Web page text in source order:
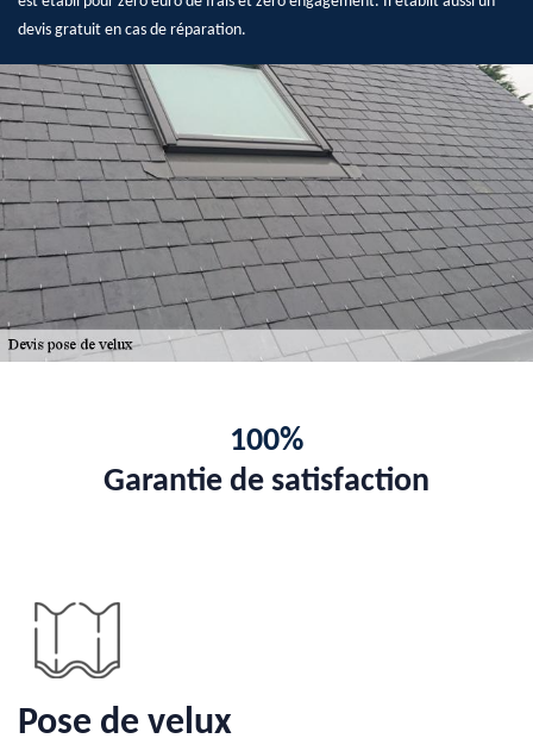
devis gratuit en cas de réparation.
100%
Garantie de satisfaction
Pose de velux